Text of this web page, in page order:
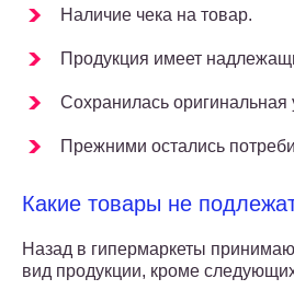
Наличие чека на товар.
Продукция имеет
Сохранилась оригинальная
Прежними остались
Какие товары не
Назад в гипермаркеты
вид продукции, кроме